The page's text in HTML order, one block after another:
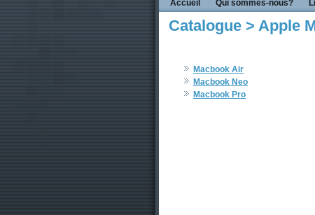
Accueil Qui sommes-nous?
Catalogue > Apple
Macbook Air
Macbook Neo
Macbook Pro